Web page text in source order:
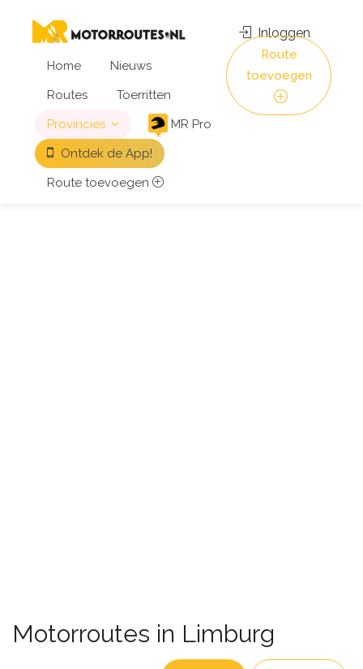
Home
Nieuws
Routes
Toerritten
Provincies
MR Pro
Ontdek de App!
Route toevoegen
Inloggen
Route
toevoegen
Motorroutes in Limburg